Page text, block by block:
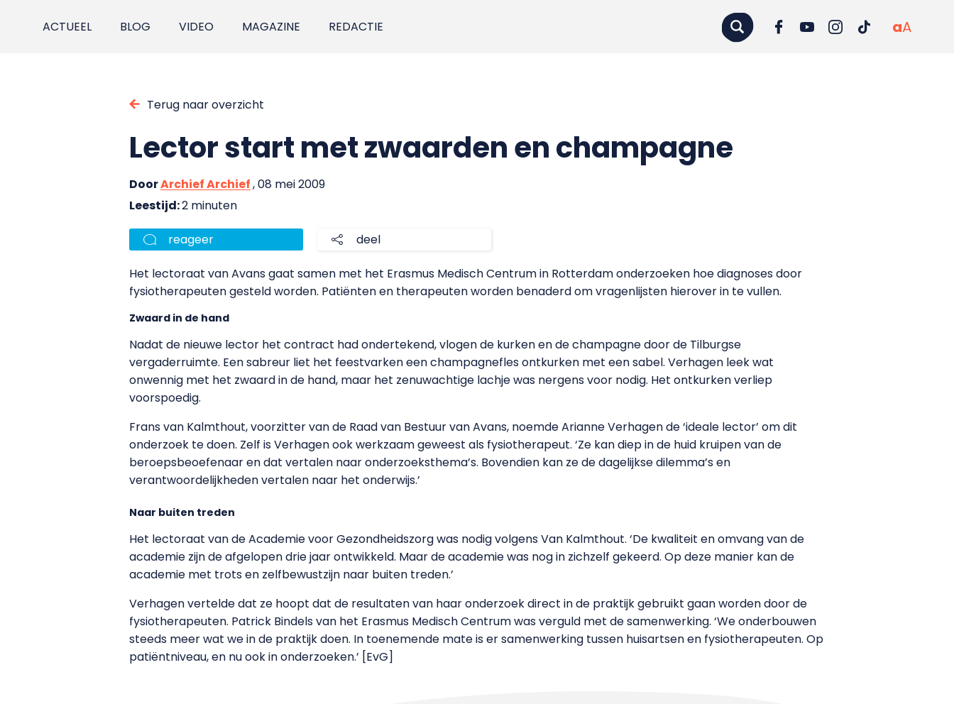
ACTUEEL BLOG VIDEO MAGAZINE REDACTIE aA
Terug naar overzicht
Lector start met zwaarden en champagne
DoorArchief Archief, 08 mei 2009
Leestijd:2 minuten
reageer deel
Het lectoraat van Avans gaat samen met het Erasmus Medisch Centrum in Rotterdam onderzoeken hoe diagnoses door
fysiotherapeuten gesteld worden. Patiënten en therapeuten worden benaderd om vragenlijsten hierover in te vullen.
Zwaard in de hand
Nadat de nieuwe lector het contract had ondertekend, vlogen de kurken en de champagne door de Tilburgse
vergaderruimte. Een sabreur liet het feestvarken een champagnefles ontkurken met een sabel. Verhagen leek wat
onwennig met het zwaard in de hand, maar het zenuwachtige lachje was nergens voor nodig. Het ontkurken verliep
voorspoedig.
Frans van Kalmthout, voorzitter van de Raad van Bestuur van Avans, noemde Arianne Verhagen de ‘ideale lector’ om dit
onderzoek te doen. Zelf is Verhagen ook werkzaam geweest als fysiotherapeut. ‘Ze kan diep in de huid kruipen van de
beroepsbeoefenaar en dat vertalen naar onderzoeksthema’s. Bovendien kan ze de dagelijkse dilemma’s en
verantwoordelijkheden vertalen naar het onderwijs.’
Naar buiten treden
Het lectoraat van de Academie voor Gezondheidszorg was nodig volgens Van Kalmthout. ‘De kwaliteit en omvang van de
academie zijn de afgelopen drie jaar ontwikkeld. Maar de academie was nog in zichzelf gekeerd. Op deze manier kan de
academie met trots en zelfbewustzijn naar buiten treden.’
Verhagen vertelde dat ze hoopt dat de resultaten van haar onderzoek direct in de praktijk gebruikt gaan worden door de
fysiotherapeuten. Patrick Bindels van het Erasmus Medisch Centrum was verguld met de samenwerking. ‘We onderbouwen
steeds meer wat we in de praktijk doen. In toenemende mate is er samenwerking tussen huisartsen en fysiotherapeuten. Op
patiëntniveau, en nu ook in onderzoeken.’ [EvG]